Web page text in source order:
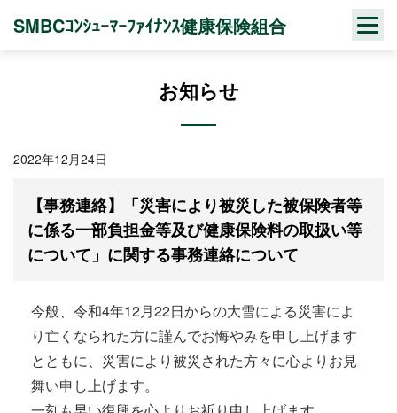
SMBCｺﾝｼｭｰﾏｰﾌｧｲﾅﾝｽ健康保険組合
お知らせ
2022年12月24日
【事務連絡】「災害により被災した被保険者等
に係る一部負担金等及び健康保険料の取扱い等
について」に関する事務連絡について
今般、令和4年12月22日からの大雪による災害によ
り亡くなられた方に謹んでお悔やみを申し上げます
とともに、災害により被災された方々に心よりお見
舞い申し上げます。